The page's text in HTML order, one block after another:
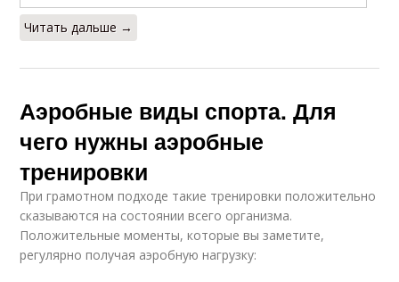
Читать дальше →
Аэробные виды спорта. Для
чего нужны аэробные
тренировки
При грамотном подходе такие тренировки положительно
сказываются на состоянии всего организма.
Положительные моменты, которые вы заметите,
регулярно получая аэробную нагрузку: